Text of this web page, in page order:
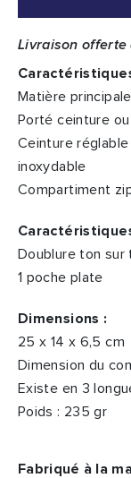
Livraison
Matière
Porté ceinture
Ceinture
inoxydable
Compartiment
Doublure ton sur
1 poche plate
Dimensions :
25 x 14 x 6,5 cm
Dimension du
Existe en 3
Poids : 235 gr
Fabriqué à la